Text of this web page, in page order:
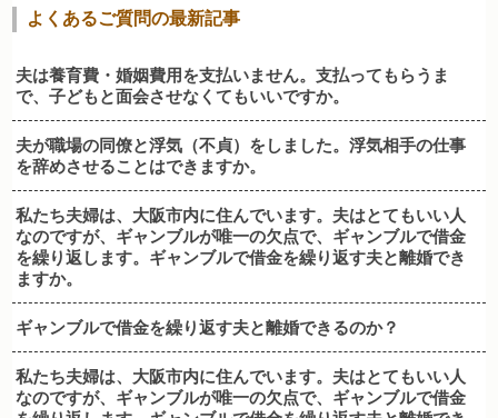
よくあるご質問の最新記事
夫は養育費・婚姻費用を支払いません。支払ってもらうま
で、子どもと面会させなくてもいいですか。
夫が職場の同僚と浮気（不貞）をしました。浮気相手の仕事
を辞めさせることはできますか。
私たち夫婦は、大阪市内に住んでいます。夫はとてもいい人
なのですが、ギャンブルが唯一の欠点で、ギャンブルで借金
を繰り返します。ギャンブルで借金を繰り返す夫と離婚でき
ますか。
ギャンブルで借金を繰り返す夫と離婚できるのか？
私たち夫婦は、大阪市内に住んでいます。夫はとてもいい人
なのですが、ギャンブルが唯一の欠点で、ギャンブルで借金